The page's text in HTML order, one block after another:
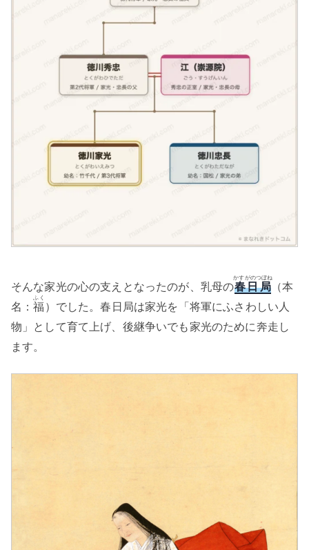
そんな家光の心の支えとなったのが、乳母の春日局
かすがのつぼね
（本
名：福
ふく
）でした。春日局は家光を「将軍にふさわしい人
物」として育て上げ、後継争いでも家光のために奔走し
ます。